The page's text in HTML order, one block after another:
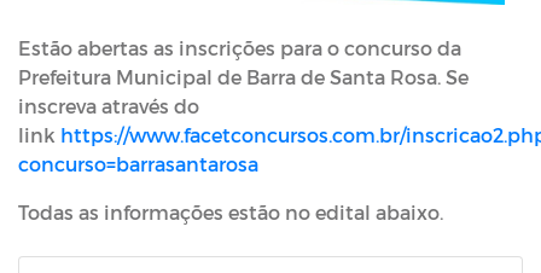
Estão abertas as inscrições para o concurso da
Prefeitura Municipal de Barra de Santa Rosa. Se
inscreva através do
link https://www.facetconcursos.com.br/
concurso=barrasantarosa
Todas as informações estão no edital abaixo.